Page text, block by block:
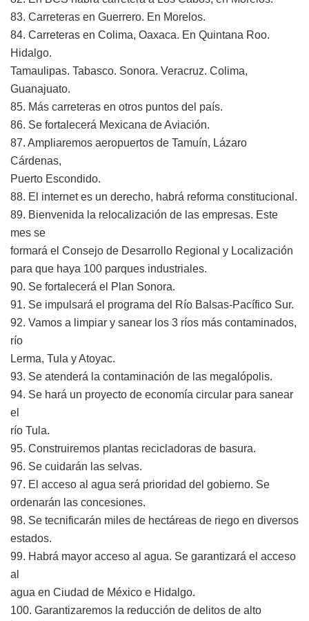
83. Carreteras en Guerrero. En Morelos.
84. Carreteras en Colima, Oaxaca. En Quintana Roo.
Hidalgo.
Tamaulipas. Tabasco. Sonora. Veracruz. Colima,
Guanajuato.
85. Más carreteras en otros puntos del país.
86. Se fortalecerá Mexicana de Aviación.
87. Ampliaremos aeropuertos de Tamuín, Lázaro
Cárdenas,
Puerto Escondido.
88. El internet es un derecho, habrá reforma constitucional.
89. Bienvenida la relocalización de las empresas. Este
mes se
formará el Consejo de Desarrollo Regional y Localización
para que haya 100 parques industriales.
90. Se fortalecerá el Plan Sonora.
91. Se impulsará el programa del Río Balsas-Pacífico Sur.
92. Vamos a limpiar y sanear los 3 ríos más contaminados,
río
Lerma, Tula y Atoyac.
93. Se atenderá la contaminación de las megalópolis.
94. Se hará un proyecto de economía circular para sanear
el
río Tula.
95. Construiremos plantas recicladoras de basura.
96. Se cuidarán las selvas.
97. El acceso al agua será prioridad del gobierno. Se
ordenarán las concesiones.
98. Se tecnificarán miles de hectáreas de riego en diversos
estados.
99. Habrá mayor acceso al agua. Se garantizará el acceso
al
agua en Ciudad de México e Hidalgo.
100. Garantizaremos la reducción de delitos de alto